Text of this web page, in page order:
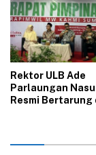
Rektor ULB Ade
Parlaungan
Resmi Bertarung